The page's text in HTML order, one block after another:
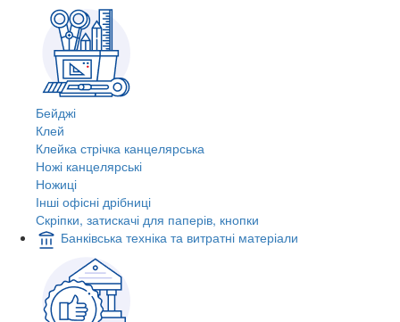
Бейджі
Клей
Клейка стрічка канцелярська
Ножі канцелярські
Ножиці
Інші офісні дрібниці
Скріпки, затискачі для паперів, кнопки
Банківська техніка та витратні матеріали